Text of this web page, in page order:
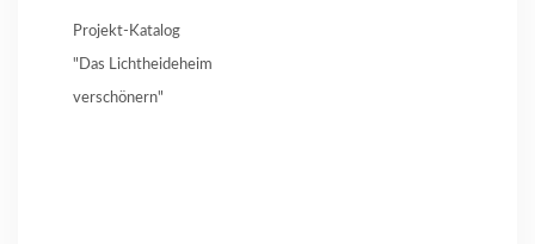
Projekt-Katalog
"Das Lichtheideheim
verschönern"